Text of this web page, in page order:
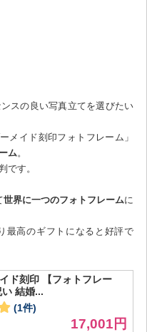
スの良い写真立てを選びたい
メイド刻印フォトフレーム」
ム。
です。
世界に一つのフォトフレームに
最高のギフトになると好評で